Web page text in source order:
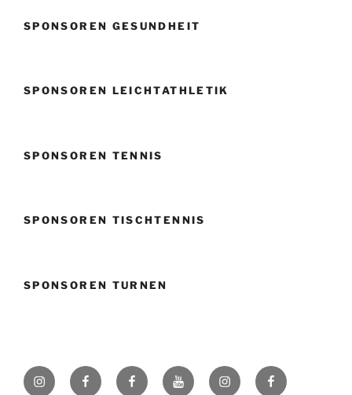
SPONSOREN GESUNDHEIT
SPONSOREN LEICHTATHLETIK
SPONSOREN TENNIS
SPONSOREN TISCHTENNIS
SPONSOREN TURNEN
InstagramFacebookFacebookYoutubeInstagramFacebook